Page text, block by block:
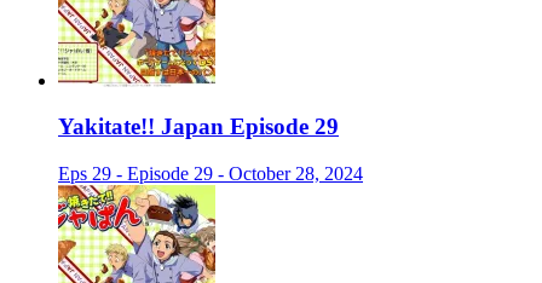
Yakitate!! Japan Episode 29
Eps 29 - Episode 29 - October 28, 2024